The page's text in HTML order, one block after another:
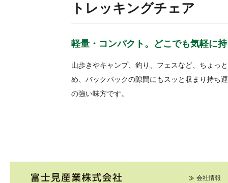
トレッキングチェア
軽量・コンパクト。どこでも気軽に
山歩きやキャンプ、釣り、フェスなど、ちょっ
め、バックパックの隙間にもスッと収まり持ち
の強い味方です。
会社情報